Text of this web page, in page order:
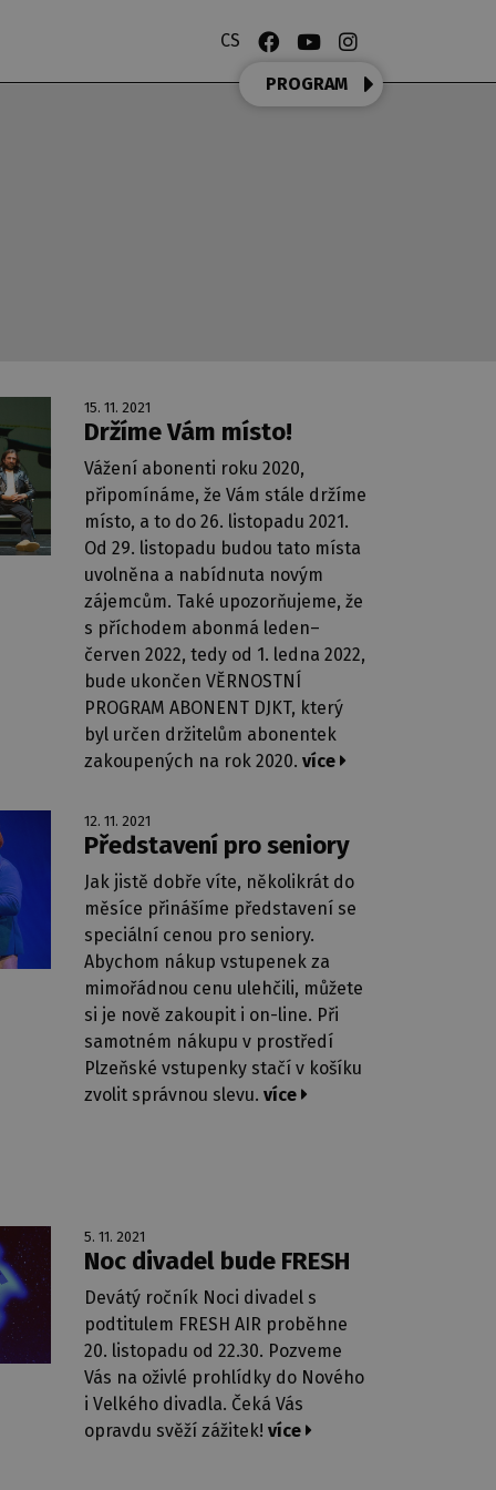
CS
PROGRAM
15. 11. 2021
Držíme Vám místo!
Vážení abonenti roku 2020,
připomínáme, že Vám stále držíme
místo, a to do 26. listopadu 2021.
Od 29. listopadu budou tato místa
uvolněna a nabídnuta novým
zájemcům. Také upozorňujeme, že
s příchodem abonmá leden–
červen 2022, tedy od 1. ledna 2022,
bude ukončen VĚRNOSTNÍ
PROGRAM ABONENT DJKT, který
byl určen držitelům abonentek
zakoupených na rok 2020. více
12. 11. 2021
Představení pro seniory
Jak jistě dobře víte, několikrát do
měsíce přinášíme představení se
speciální cenou pro seniory.
Abychom nákup vstupenek za
mimořádnou cenu ulehčili, můžete
si je nově zakoupit i on-line. Při
samotném nákupu v prostředí
Plzeňské vstupenky stačí v košíku
zvolit správnou slevu. více
5. 11. 2021
Noc divadel bude FRESH
Devátý ročník Noci divadel s
podtitulem FRESH AIR proběhne
20. listopadu od 22.30. Pozveme
Vás na oživlé prohlídky do Nového
i Velkého divadla. Čeká Vás
opravdu svěží zážitek! více